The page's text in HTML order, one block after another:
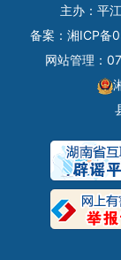
主办：平
备案： 湘ICP备
网站管理：